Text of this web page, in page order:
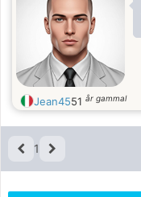
Jean4551 år gammal
1